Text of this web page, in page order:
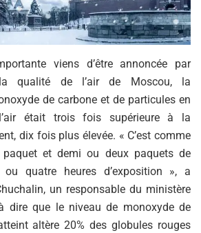
viens d’être annoncée par
la qualité de l’air de Moscou, la
de carbone et de particules en
était trois fois supérieure à la
dix fois plus élevée. « C’est comme
et demi ou deux paquets de
quatre heures d’exposition », a
un responsable du ministère
dire que le niveau de monoxyde de
altère 20% des globules rouges